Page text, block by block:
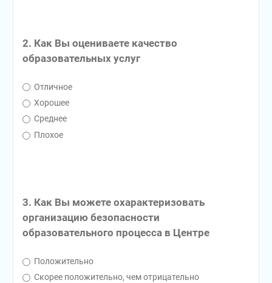
2. Как Вы оцениваете качество
образовательных услуг
Отличное
Хорошее
Среднее
Плохое
3. Как Вы можете охарактеризовать
организацию безопасности
образовательного процесса в Центре
Положительно
Скорее положительно, чем отрицательно